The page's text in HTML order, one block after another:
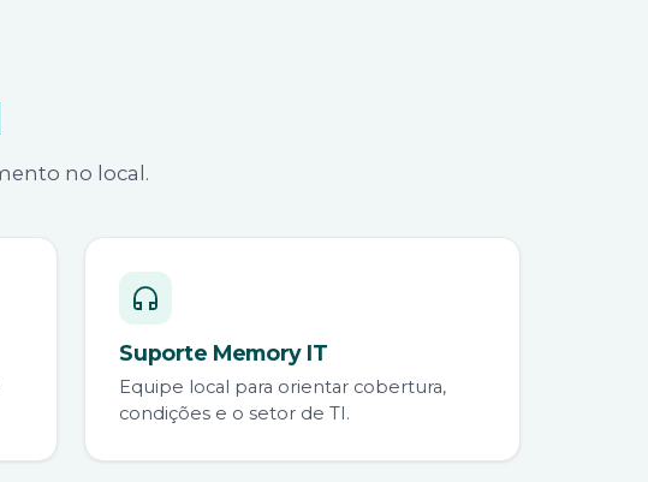
no local.
Suporte Memory IT
Equipe local para orientar cobertura,
condições e o setor de TI.